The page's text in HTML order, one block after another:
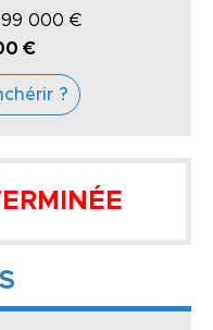
000 €
€
?